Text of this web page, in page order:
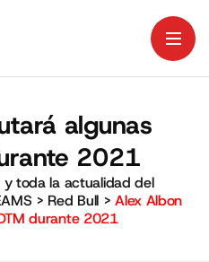
algunas
2021
y toda la actualidad del
> Red Bull >Alex Albon
durante 2021